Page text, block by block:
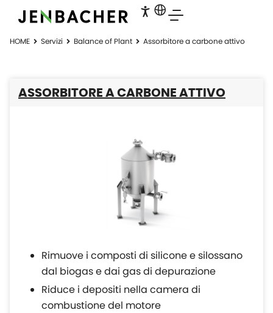
HOME Servizi Balance of Plant Assorbitore a carbone attivo
ASSORBITORE A CARBONE ATTIVO
Rimuove i composti di silicone e silossano
dal biogas e dai gas di depurazione
Riduce i depositi nella camera di
combustione del motore